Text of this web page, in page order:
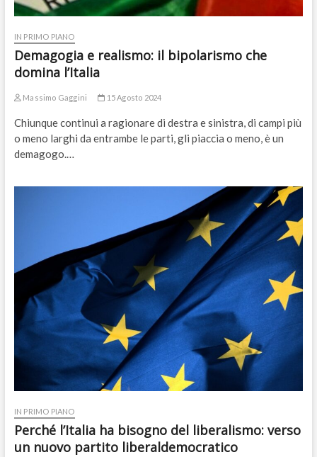
IN PRIMO PIANO
Demagogia e realismo: il bipolarismo che
domina l’Italia
Massimo Gaggini 15 Agosto 2024
Chiunque continui a ragionare di destra e sinistra, di campi più
o meno larghi da entrambe le parti, gli piaccia o meno, è un
demagogo.…
IN PRIMO PIANO
Perché l’Italia ha bisogno del liberalismo: verso
un nuovo partito liberaldemocratico